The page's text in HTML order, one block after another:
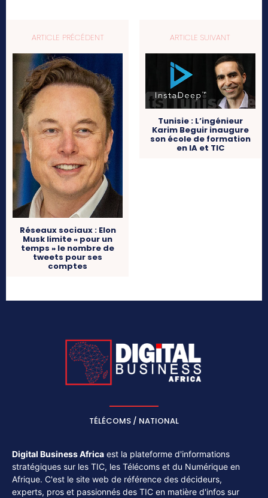
ARTICLE PRÉCÉDENT
Réseaux sociaux : Elon
Musk limite « pour un
temps » le nombre de
tweets pour ses
comptes
ARTICLE SUIVANT
Tunisie : L’ingénieur
Karim Beguir inaugure
son école de formation
en IA et TIC
TÉLÉCOMS / NATIONAL
Digital Business Africa est la plateforme d'informations
stratégiques sur les TIC, les Télécoms et du Numérique en
Afrique. C'est le site web de référence des décideurs,
experts, pros et passionnés des TIC en matière d'infos sur